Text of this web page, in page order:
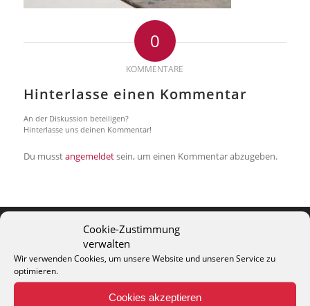
Cookie-Zustimmung
verwalten
Wir verwenden Cookies, um unsere Website und unseren Service zu
optimieren.
Cookies akzeptieren
0
KOMMENTARE
Hinterlasse einen Kommentar
An der Diskussion beteiligen?
Hinterlasse uns deinen Kommentar!
Du musstangemeldetsein, um einen Kommentar abzugeben.
THEO KELLER GMBH
Lohackerstr. 30
44867 Bochum
phone: + 49 (2327) 3083 - 20